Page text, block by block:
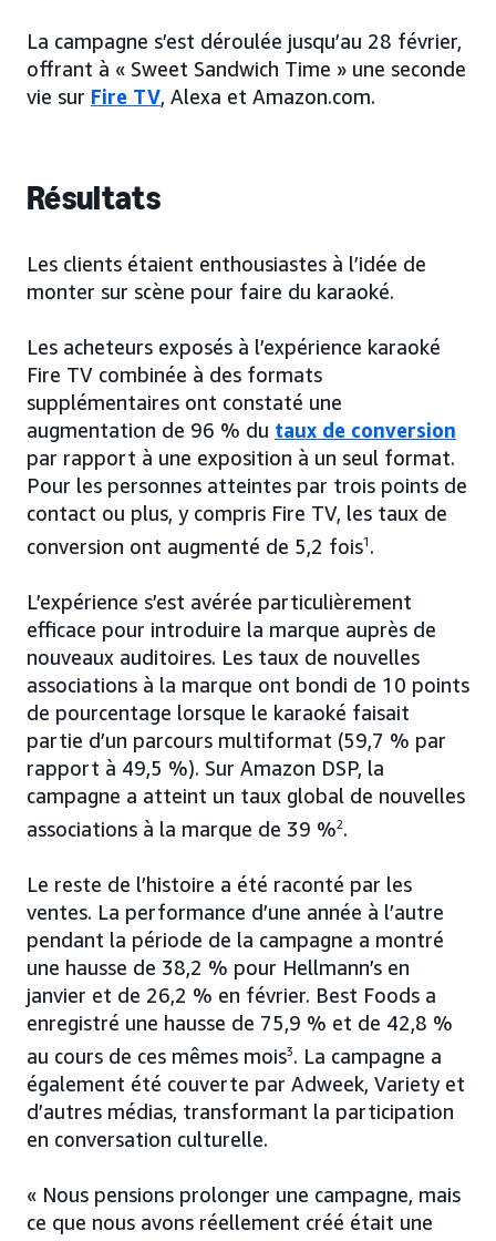
La campagne s’est déroulée jusqu’au 28 février,
offrant à « Sweet Sandwich Time » une seconde
vie sur Fire TV, Alexa et Amazon.com.
Résultats
Les clients étaient enthousiastes à l’idée de
monter sur scène pour faire du karaoké.
Les acheteurs exposés à l’expérience karaoké
Fire TV combinée à des formats
supplémentaires ont constaté une
augmentation de 96 % du taux de conversion
par rapport à une exposition à un seul format.
Pour les personnes atteintes par trois points de
contact ou plus, y compris Fire TV, les taux de
conversion ont augmenté de 5,2 fois1 .
L’expérience s’est avérée particulièrement
efficace pour introduire la marque auprès de
nouveaux auditoires. Les taux de nouvelles
associations à la marque ont bondi de 10 points
de pourcentage lorsque le karaoké faisait
partie d’un parcours multiformat (59,7 % par
rapport à 49,5 %). Sur Amazon DSP, la
campagne a atteint un taux global de nouvelles
associations à la marque de 39 %2.
Le reste de l’histoire a été raconté par les
ventes. La performance d’une année à l’autre
pendant la période de la campagne a montré
une hausse de 38,2 % pour Hellmann’s en
janvier et de 26,2 % en février. Best Foods a
enregistré une hausse de 75,9 % et de 42,8 %
au cours de ces mêmes mois3. La campagne a
également été couverte par Adweek, Variety et
d’autres médias, transformant la participation
en conversation culturelle.
« Nous pensions prolonger une campagne, mais
ce que nous avons réellement créé était une